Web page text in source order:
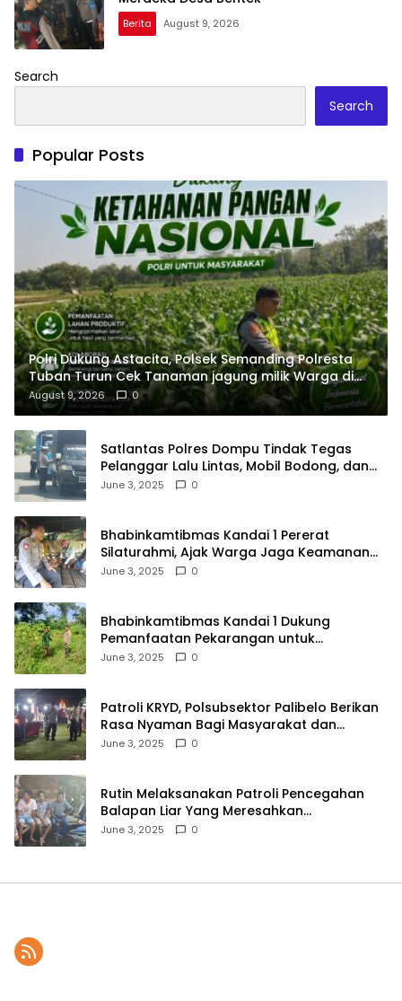
Berita August 9, 2026
Search
Search
Popular Posts
Polri Dukung Astacita, Polsek Semanding Polresta
Tuban Turun Cek Tanaman jagung milik Warga di
Desa Prunggahan wetan
August 9, 2026 0
Satlantas Polres Dompu Tindak Tegas
Pelanggar Lalu Lintas, Mobil Bodong, dan
Kendaraan Tak Bayar Pajak
June 3, 2025 0
Bhabinkamtibmas Kandai 1 Pererat
Silaturahmi, Ajak Warga Jaga Keamanan
Lingkungan
June 3, 2025 0
Bhabinkamtibmas Kandai 1 Dukung
Pemanfaatan Pekarangan untuk
Ketahanan Pangan Menuju Indonesia Emas
June 3, 2025 0
Patroli KRYD, Polsubsektor Palibelo Berikan
Rasa Nyaman Bagi Masyarakat dan
Antisipasi Aksi Menjurus Premanisme
June 3, 2025 0
Rutin Melaksanakan Patroli Pencegahan
Balapan Liar Yang Meresahkan
Masyarakat, Polsek Soromandi
June 3, 2025 0